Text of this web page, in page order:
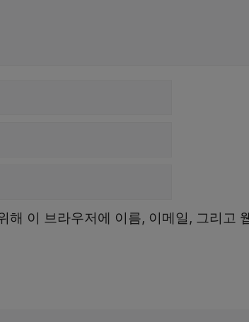
해 이 브라우저에 이름, 이메일, 그리고